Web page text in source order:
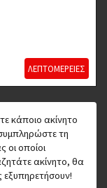
ΛΕΠΤΟΜΕΡΕΙΕΣ
κάποιο ακίνητο
τη
οι οποίοι
ακίνητο, θα
εξυπηρετήσουν!